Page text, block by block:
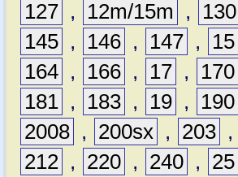
127 , 12m/15m , 130
145 , 146 , 147 , 15
164 , 166 , 17 , 170
181 , 183 , 19 , 190
2008 , 200sx , 203 ,
212 , 220 , 240 , 25